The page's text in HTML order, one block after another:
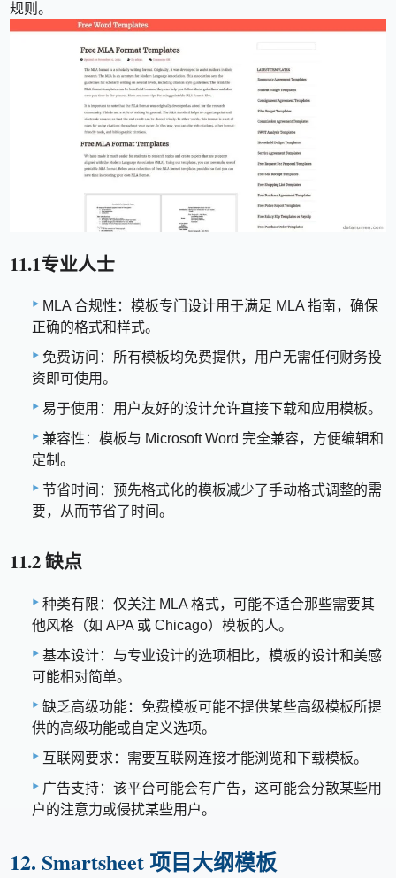
规则。
11.1专业人士
MLA 合规性：模板专门设计用于满足 MLA 指南，确保
正确的格式和样式。
免费访问：所有模板均免费提供，用户无需任何财务投
资即可使用。
易于使用：用户友好的设计允许直接下载和应用模板。
兼容性：模板与 Microsoft Word 完全兼容，方便编辑和
定制。
节省时间：预先格式化的模板减少了手动格式调整的需
要，从而节省了时间。
11.2 缺点
种类有限：仅关注 MLA 格式，可能不适合那些需要其
他风格（如 APA 或 Chicago）模板的人。
基本设计：与专业设计的选项相比，模板的设计和美感
可能相对简单。
缺乏高级功能：免费模板可能不提供某些高级模板所提
供的高级功能或自定义选项。
互联网要求：需要互联网连接才能浏览和下载模板。
广告支持：该平台可能会有广告，这可能会分散某些用
户的注意力或侵扰某些用户。
12. Smartsheet 项目大纲模板